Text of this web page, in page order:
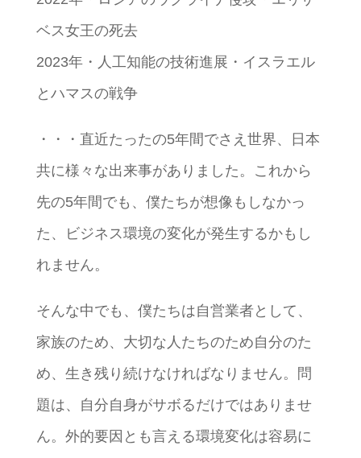
ベス女王の死去
2023年・人工知能の技術進展・イスラエル
とハマスの戦争
・・・直近たったの5年間でさえ世界、日本
共に様々な出来事がありました。これから
先の5年間でも、僕たちが想像もしなかっ
た、ビジネス環境の変化が発生するかもし
れません。
そんな中でも、僕たちは自営業者として、
家族のため、大切な人たちのため自分のた
め、生き残り続けなければなりません。問
題は、自分自身がサボるだけではありませ
ん。外的要因とも言える環境変化は容易に